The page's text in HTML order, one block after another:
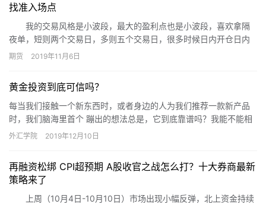
找准入场点
我的交易风格是小波段，最大的盈利点也是小波段，喜欢拿隔
夜单，短则两个交易日，多则五个交易日，很多时候日内开仓日内
平掉，但不是为了做短线，而是盘中走势或临近收盘的走势不支持
期货 2019年11月6日
黄金投资到底可信吗？
每当我们接触一个新东西时，或者身边的人为我们推荐一款新产品
时，我们脑海里首个 蹦出的想法总是，它到底靠谱吗？我能不能相
信呢？所以很多人刚开始接触黄金投资时，也会有这个疑问。
外汇学院 2019年12月10日
再融资松绑 CPI超预期 A股收官之战怎么打？十大券商最新
策略来了
上周（10月4日-10月10日）市场出现小幅反弹，北上资金持续